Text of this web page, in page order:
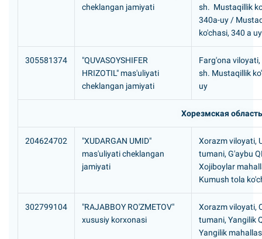
cheklangan jamiyati
sh. Mustaqillik
340a-uy /
ko'chasi, 340 a uy
305581374
"QUVASOYSHIFER
HRIZOTIL" mas'uliyati
cheklangan jamiyati
Farg'ona
sh. Mustaqillik
uy
Хорезмская область
204624702
"XUDARGAN UMID"
mas'uliyati cheklangan
jamiyati
Xorazm viloyati,
tumani, G'aybu
Xojiboylar
Kumush tola
302799104
"RAJABBOY RO'ZMETOV"
xususiy korxonasi
Xorazm viloyati,
tumani, Yangilik
Yangilik